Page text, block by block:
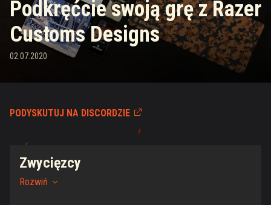
Media
Podkręćcie swoją grę z Razer
Customs Designs
02.07.2020
PODYSKUTUJ NA DISCORDZIE
Zwycięzcy
Rozwiń